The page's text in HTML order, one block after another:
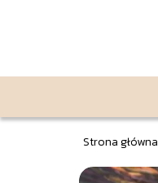
Strona główna